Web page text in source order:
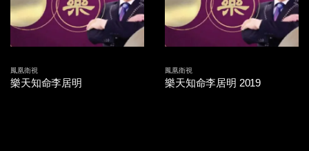
鳳凰衛視
樂天知命李居明
鳳凰衛視
樂天知命李居明 2019